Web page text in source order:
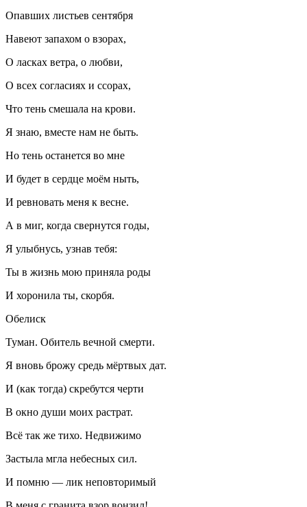
Опавших листьев сентября
Навеют запахом о взорах,
О ласках ветра, о любви,
О всех согласиях и ссорах,
Что тень смешала на крови.
Я знаю, вместе нам не быть.
Но тень останется во мне
И будет в сердце моём ныть,
И ревновать меня к весне.
А в миг, когда свернутся годы,
Я улыбнусь, узнав тебя:
Ты в жизнь мою приняла роды
И хоронила ты, скорбя.
Обелиск
Туман. Обитель вечной смерти.
Я вновь брожу средь мёртвых дат.
И (как тогда) скребутся черти
В окно души моих растрат.
Всё так же тихо. Недвижимо
Застыла мгла небесных сил.
И помню — лик неповторимый